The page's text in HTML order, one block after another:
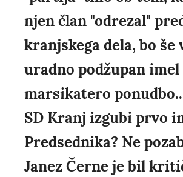
njen član "odrezal"
kranjskega dela, bo še
uradno podžupan imel
marsikatero
SD Kranj izgubi prvo
Predsednika? Ne
Janez Černe je bil